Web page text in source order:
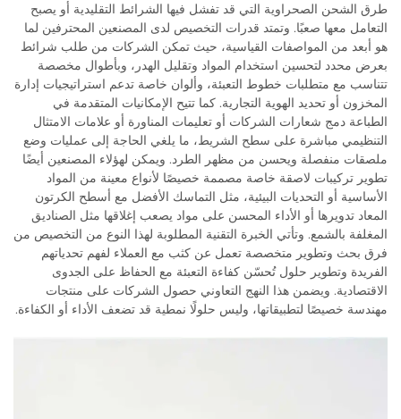
طرق الشحن الصحراوية التي قد تفشل فيها الشرائط التقليدية أو يصبح
التعامل معها صعبًا. وتمتد قدرات التخصيص لدى المصنعين المحترفين لما
هو أبعد من المواصفات القياسية، حيث تمكن الشركات من طلب شرائط
بعرض محدد لتحسين استخدام المواد وتقليل الهدر، وبأطوال مخصصة
تتناسب مع متطلبات خطوط التعبئة، وألوان خاصة تدعم استراتيجيات إدارة
المخزون أو تحديد الهوية التجارية. كما تتيح الإمكانيات المتقدمة في
الطباعة دمج شعارات الشركات أو تعليمات المناورة أو علامات الامتثال
التنظيمي مباشرة على سطح الشريط، ما يلغي الحاجة إلى عمليات وضع
ملصقات منفصلة ويحسن من مظهر الطرد. ويمكن لهؤلاء المصنعين أيضًا
تطوير تركيبات لاصقة خاصة مصممة خصيصًا لأنواع معينة من المواد
الأساسية أو التحديات البيئية، مثل التماسك الأفضل مع أسطح الكرتون
المعاد تدويرها أو الأداء المحسن على مواد يصعب إغلاقها مثل الصناديق
المغلفة بالشمع. وتأتي الخبرة التقنية المطلوبة لهذا النوع من التخصيص من
فرق بحث وتطوير متخصصة تعمل عن كثب مع العملاء لفهم تحدياتهم
الفريدة وتطوير حلول تُحسّن كفاءة التعبئة مع الحفاظ على الجدوى
الاقتصادية. ويضمن هذا النهج التعاوني حصول الشركات على منتجات
مهندسة خصيصًا لتطبيقاتها، وليس حلولًا نمطية قد تضعف الأداء أو الكفاءة.